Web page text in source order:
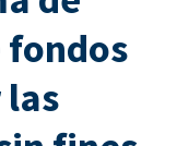
fondos